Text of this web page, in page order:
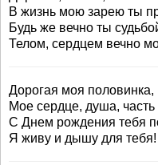
В жизнь мою зарею ты
Будь же вечно ты
Телом, сердцем вечно
Дорогая моя половинка,
Мое сердце, душа,
С Днем рождения тебя
Я живу и дышу для тебя!